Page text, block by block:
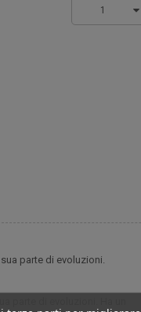
1
parte di evoluzioni.
parte di evoluzioni. Ha un